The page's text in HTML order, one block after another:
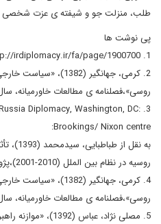
طلب، منزلت جو و شیفته ی عزت
پی نوشت ها
1. http://irdiplomacy.ir/fa/page/1900700
2. کرمی، جهانگیر
روسی»،فصلنامه ی مطالعات خاورمیانه، سال
Diplomacy, Washington, DC:
Brookings/ Nixon centre:
روسیه در نظام بین الملل (2010-2001)،پژوهشنامه ی روابط بین الملل، ش28.
4. کرمی، جهانگیر
روسی»،فصلنامه ی مطالعات خاورمیانه، سال
5. مصلی نژاد، عباس